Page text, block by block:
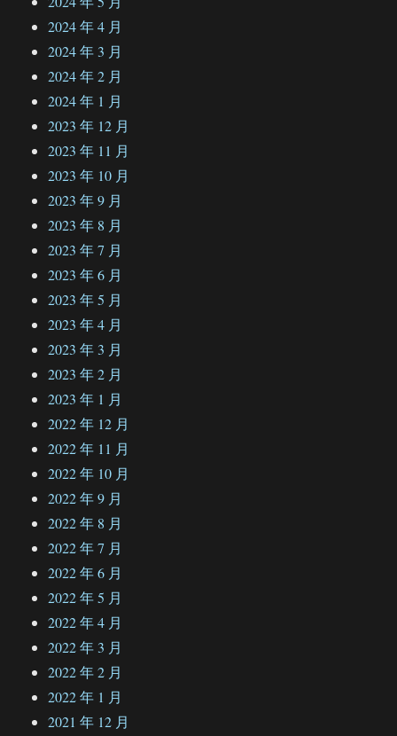
2024 年 4 月
2024 年 3 月
2024 年 2 月
2024 年 1 月
2023 年 12 月
2023 年 11 月
2023 年 10 月
2023 年 9 月
2023 年 8 月
2023 年 7 月
2023 年 6 月
2023 年 5 月
2023 年 4 月
2023 年 3 月
2023 年 2 月
2023 年 1 月
2022 年 12 月
2022 年 11 月
2022 年 10 月
2022 年 9 月
2022 年 8 月
2022 年 7 月
2022 年 6 月
2022 年 5 月
2022 年 4 月
2022 年 3 月
2022 年 2 月
2022 年 1 月
2021 年 12 月